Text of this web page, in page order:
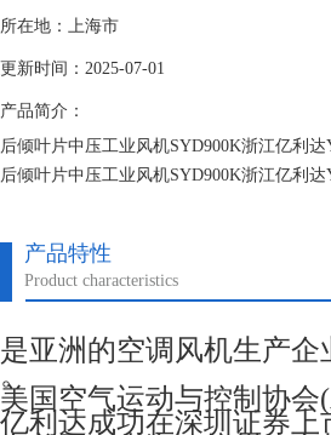
所在地：上海市
更新时间：2025-07-01
产品简介：
后倾叶片中压工业风机SYD900K浙江亿利
后倾叶片中压工业风机SYD900K浙江亿利达
产品特性
Product characteristics
是亚洲的空调风机生产
。
美国空气运动与控制协会
亿利达成功在深圳证券上